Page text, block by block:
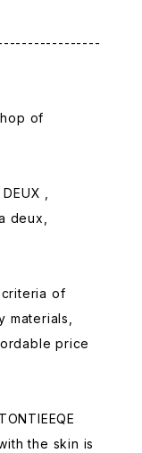
of
,
deux,
of
price
the skin is